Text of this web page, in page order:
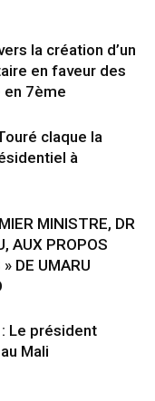
la création d’un
en faveur des
en 7ème
claque la
à
MINISTRE, DR
AUX PROPOS
DE UMARU
Le président
Mali